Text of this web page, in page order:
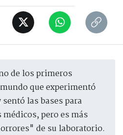
que experimentó
las bases para
pero es más
de su laboratorio.